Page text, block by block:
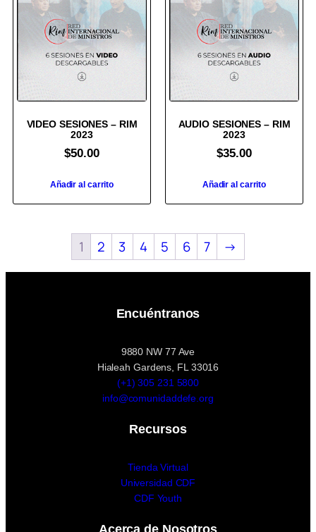
VIDEO SESIONES – RIM
2023
$50.00
Añadir al carrito
AUDIO SESIONES – RIM
2023
$35.00
Añadir al carrito
1 2 3 4 5 6 7 →
Encuéntranos
9880 NW 77 Ave
Hialeah Gardens, FL 33016
(+1) 305 231 5800
info@comunidaddefe.org
Recursos
Tienda Virtual
Universidad CDF
CDF Youth